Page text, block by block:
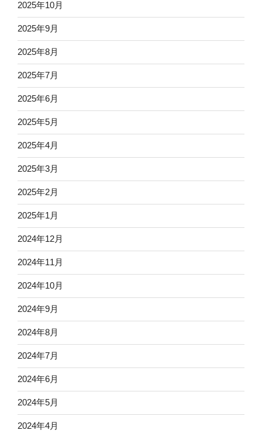
2025年10月
2025年9月
2025年8月
2025年7月
2025年6月
2025年5月
2025年4月
2025年3月
2025年2月
2025年1月
2024年12月
2024年11月
2024年10月
2024年9月
2024年8月
2024年7月
2024年6月
2024年5月
2024年4月